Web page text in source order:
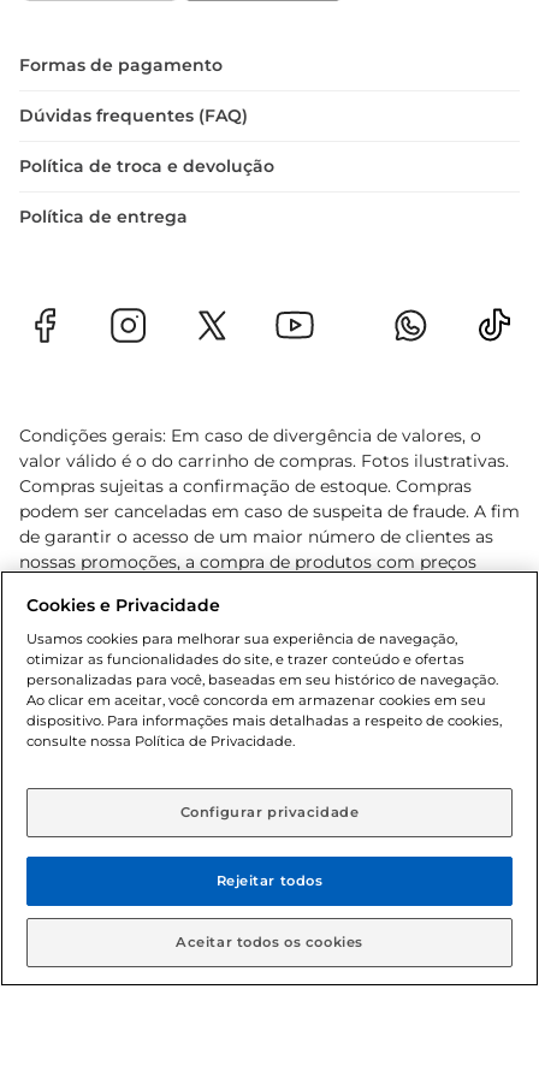
Formas de pagamento
Dúvidas frequentes (FAQ)
Política de troca e devolução
Política de entrega
Condições gerais: Em caso de divergência de valores, o
valor válido é o do carrinho de compras. Fotos ilustrativas.
Compras sujeitas a confirmação de estoque. Compras
podem ser canceladas em caso de suspeita de fraude. A fim
de garantir o acesso de um maior número de clientes as
nossas promoções, a compra de produtos com preços
cliente. Os preços, ofertas e condições são exclusivos para
o e-commerce e válidos durante o dia de hoje, podendo
sofrer alterações sem prévia notificação. Proibida a venda
de bebidas alcoólicas para menores de 18 anos, conforme
Lei n.º 8069/90, art. 81, inciso II (Estatuto da Criança e do
Adolescente). Preços e condições exclusivos para o
aviso prévio. O valor mínimo para as compras on-line é de
© 2026 Copyright. Todos os direitos
reservados Gbarbosa.
Cookies e Privacidade
Usamos cookies para melhorar sua experiência de navegação,
otimizar as funcionalidades do site, e trazer conteúdo e ofertas
personalizadas para você, baseadas em seu histórico de navegação.
Ao clicar em aceitar, você concorda em armazenar cookies em seu
dispositivo. Para informações mais detalhadas a respeito de cookies,
consulte nossa Política de Privacidade.
Configurar privacidade
Rejeitar todos
Aceitar todos os cookies